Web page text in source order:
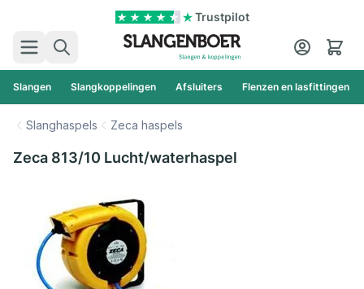
Trustpilot
Zoek
Cart
Slangen Slangkoppelingen Afsluiters Flenzen en lasfittingen
Slanghaspels Zeca haspels
Zeca 813/10 Lucht/waterhaspel